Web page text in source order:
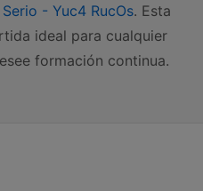
- Yuc4 RucOs. Esta
ideal para cualquier
formación continua.